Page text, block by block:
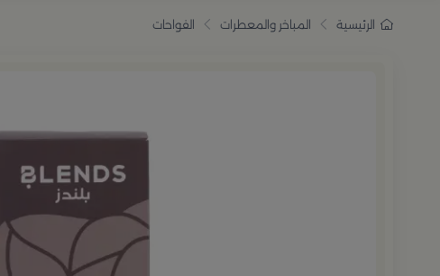
الرئيسية المباخر والمعطرات الفواحات